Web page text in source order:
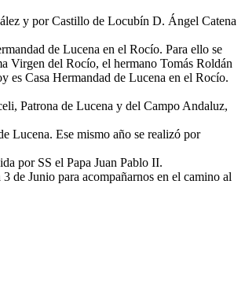
y por Castillo de Locubín D. Ángel Catena
de Lucena en el Rocío. Para ello se
Virgen del Rocío, el hermano Tomás Roldán
es Casa Hermandad de Lucena en el Rocío.
Patrona de Lucena y del Campo Andaluz,
Lucena. Ese mismo año se realizó por
por SS el Papa Juan Pablo II.
de Junio para acompañarnos en el camino al